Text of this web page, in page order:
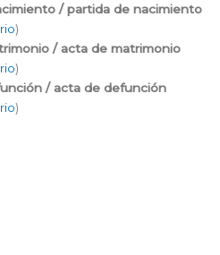
/ partida de nacimiento
)
/ acta de matrimonio
)
/ acta de defunción
)